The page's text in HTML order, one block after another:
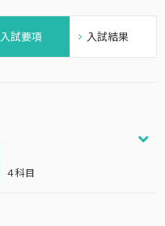
入試要項 入試結果
４科目